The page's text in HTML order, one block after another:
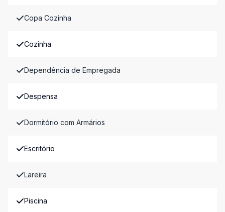
Copa Cozinha
Cozinha
Dependência de Empregada
Despensa
Dormitório com Armários
Escritório
Lareira
Piscina